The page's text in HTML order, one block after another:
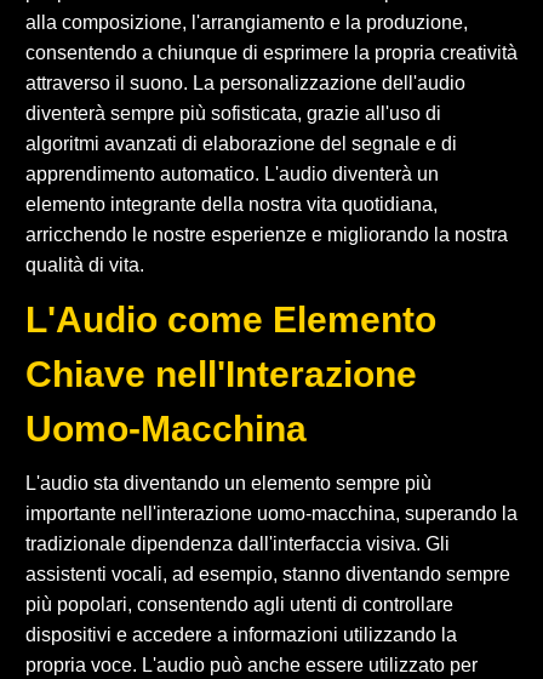
alla composizione, l'arrangiamento e la produzione,
consentendo a chiunque di esprimere la propria creatività
attraverso il suono. La personalizzazione dell'audio
diventerà sempre più sofisticata, grazie all'uso di
algoritmi avanzati di elaborazione del segnale e di
apprendimento automatico. L'audio diventerà un
elemento integrante della nostra vita quotidiana,
arricchendo le nostre esperienze e migliorando la nostra
qualità di vita.
L'Audio come Elemento
Chiave nell'Interazione
Uomo-Macchina
L'audio sta diventando un elemento sempre più
importante nell'interazione uomo-macchina, superando la
tradizionale dipendenza dall'interfaccia visiva. Gli
assistenti vocali, ad esempio, stanno diventando sempre
più popolari, consentendo agli utenti di controllare
dispositivi e accedere a informazioni utilizzando la
propria voce. L'audio può anche essere utilizzato per